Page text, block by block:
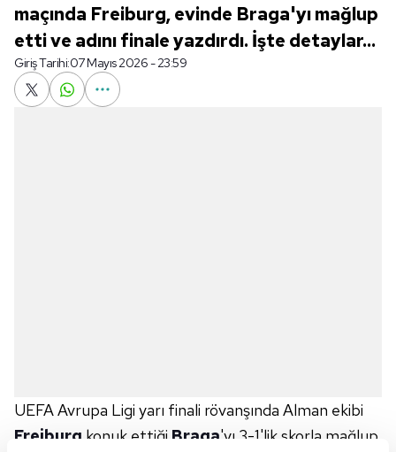
maçında Freiburg, evinde Braga'yı mağlup
etti ve adını finale yazdırdı. İşte detaylar...
Giriş Tarihi:07 Mayıs 2026 - 23:59
UEFA Avrupa Ligi yarı finali rövanşında Alman ekibi
Freiburg konuk ettiği Braga'yı 3-1'lik skorla mağlup